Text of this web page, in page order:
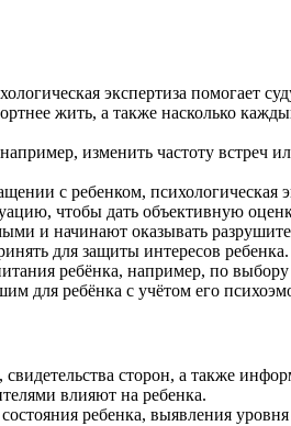
экспертиза помогает
жить, а также насколько
изменить частоту встреч
с ребенком, психологическая
чтобы дать объективную
и начинают оказывать
для защиты интересов ребенка.
ребёнка, например, по
для ребёнка с учётом его
сторон, а также
влияют на ребенка.
ребенка, выявления уровня